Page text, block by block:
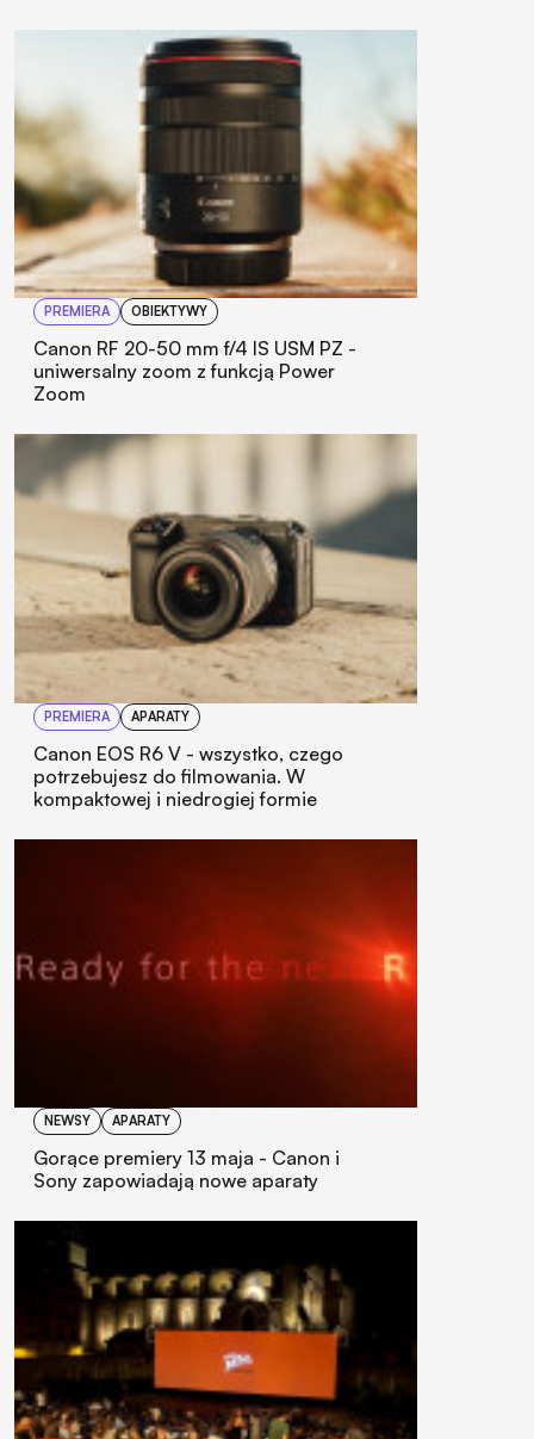
PREMIERA OBIEKTYWY
Canon RF 20-50 mm f/4 IS USM PZ -
uniwersalny zoom z funkcją Power
Zoom
PREMIERA APARATY
Canon EOS R6 V - wszystko, czego
potrzebujesz do filmowania. W
kompaktowej i niedrogiej formie
NEWSY APARATY
Gorące premiery 13 maja - Canon i
Sony zapowiadają nowe aparaty